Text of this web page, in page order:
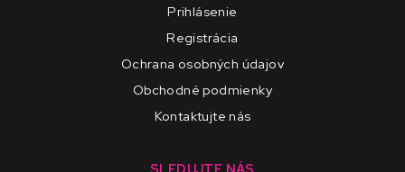
Prihlásenie
Registrácia
Ochrana osobných údajov
Obchodné podmienky
Kontaktujte nás